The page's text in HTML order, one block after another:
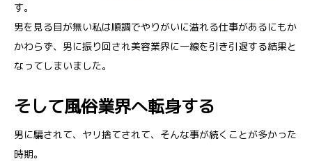
す。
男を見る目が無い私は順調でやりがいに溢れる仕事があるにもか
かわらず、男に振り回され美容業界に一線を引き引退する結果と
なってしまいました。
そして風俗業界へ転身する
男に騙されて、ヤリ捨てされて、そんな事が続くことが多かった
時期。